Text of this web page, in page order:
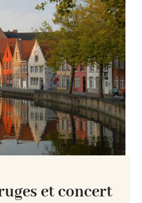
et concert